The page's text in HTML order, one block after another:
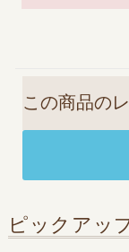
この商品の
ピックアッ